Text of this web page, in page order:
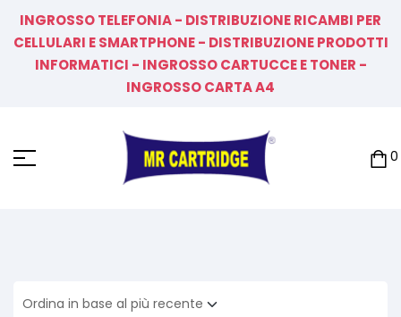
INGROSSO TELEFONIA - DISTRIBUZIONE RICAMBI PER
CELLULARI E SMARTPHONE - DISTRIBUZIONE PRODOTTI
INFORMATICI - INGROSSO CARTUCCE E TONER -
INGROSSO CARTA A4
0